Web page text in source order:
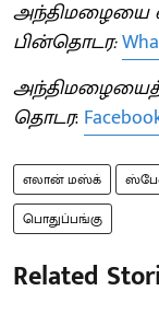
அந்திமழையை
பின்தொடர:
தொடர:
எலான் மஸ்க்
பொதுப்பங்கு
Related